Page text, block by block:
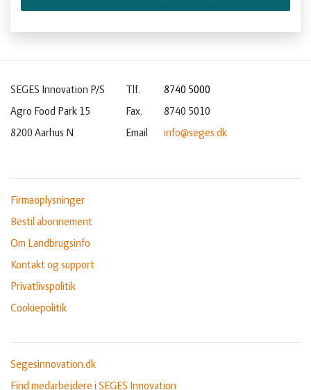
SEGES Innovation P/S
Agro Food Park 15
8200 Aarhus N
Tlf.
8740 5000
Fax.
8740 5010
Email
info@seges.dk
Firmaoplysninger
Bestil abonnement
Om Landbrugsinfo
Kontakt og support
Privatlivspolitik
Cookiepolitik
Segesinnovation.dk
Find medarbejdere i SEGES Innovation